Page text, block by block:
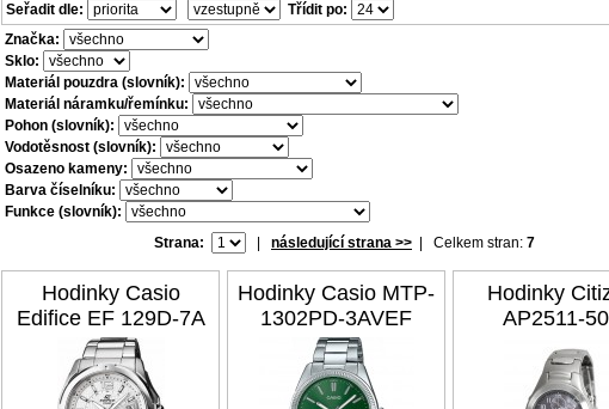
Seřadit dle:
Třídit po:
Značka:
Sklo:
Materiál pouzdra (slovník):
Materiál náramku/řemínku:
Pohon (slovník):
Vodotěsnost (slovník):
Osazeno kameny:
Barva číselníku:
Funkce (slovník):
Strana:
následující strana >> | Celkem stran: 7
Hodinky Casio
Edifice EF 129D-7A
Hodinky Casio MTP-
1302PD-3AVEF
Hodinky
AP2511-